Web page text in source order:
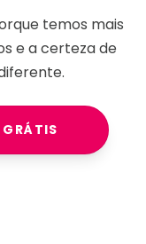
temos mais
e a certeza de